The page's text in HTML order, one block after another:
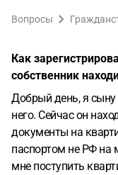
Вопросы
Как
собственник
Добрый день, я сыну
него. Сейчас он
документы на
паспортом не РФ на
мне поступить